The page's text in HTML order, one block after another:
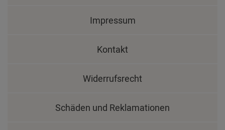
Impressum
Kontakt
Widerrufsrecht
Schäden und Reklamationen